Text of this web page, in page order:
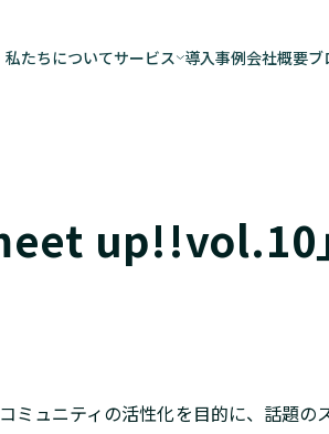
私たちについてサービス
調査研究事業
導入事例会社概要ブ
up!!vol.10
ミュニティの活性化を目的に、話題の